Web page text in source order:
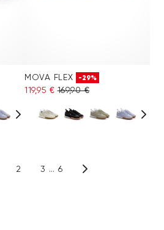
MOVA FLEX -29%
119,95 € 169,90 €
2 3 6